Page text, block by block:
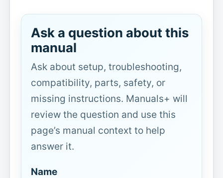
Ask a question about this
manual
Ask about setup, troubleshooting,
compatibility, parts, safety, or
missing instructions. Manuals+ will
review the question and use this
page’s manual context to help
answer it.
Name